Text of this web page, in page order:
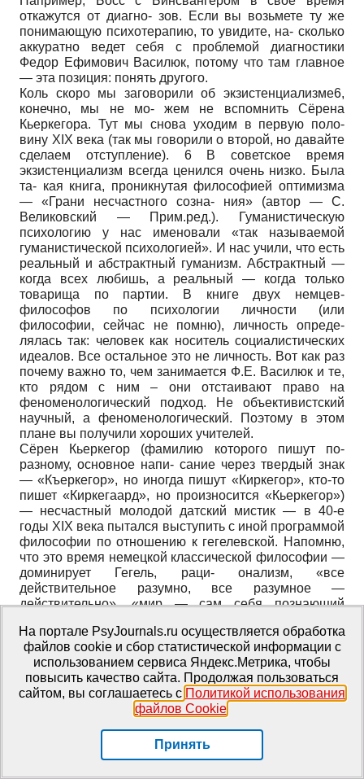
откажутся от диагно- зов. Если вы возьмете ту же
понимающую психотерапию, то увидите, на- сколько
аккуратно ведет себя с проблемой диагностики
Федор Ефимович Василюк, потому что там главное
— эта позиция: понять другого.
Коль скоро мы заговорили об экзистенциализме6,
конечно, мы не мо- жем не вспомнить Сёрена
Кьеркегора. Тут мы снова уходим в первую поло-
вину XIX века (так мы говорили о второй, но давайте
сделаем отступление). 6 В советское время
экзистенциализм всегда ценился очень низко. Была
та- кая книга, проникнутая философией оптимизма
— «Грани несчастного созна- ния» (автор — С.
Великовский — Прим.ред.). Гуманистическую
психологию у нас именовали «так называемой
гуманистической психологией». И нас учили, что есть
реальный и абстрактный гуманизм. Абстрактный —
когда всех любишь, а реальный — когда только
товарища по партии. В книге двух немцев-
философов по психологии личности (или
философии, сейчас не помню), личность опреде-
лялась так: человек как носитель социалистических
идеалов. Все остальное это не личность. Вот как раз
почему важно то, чем занимается Ф.Е. Василюк и те,
кто рядом с ним – они отстаивают право на
феноменологический подход. Не объективистский
научный, а феноменологический. Поэтому в этом
плане вы получили хороших учителей.
Сёрен Кьеркегор (фамилию которого пишут по-
разному, основное напи- сание через твердый знак
— «Къеркегор», но иногда пишут «Киркегор», кто-то
пишет «Киркегаард», но произносится «Кьеркегор»)
— несчастный молодой датский мистик — в 40-е
годы XIX века пытался выступить с иной программой
философии по отношению к гегелевской. Напомню,
что это время немецкой классической философии —
доминирует Гегель, раци- онализм, «все
действительное разумно, все разумное —
действительно», «мир — сам себя познающий
Бубер, Гегель выстроил уютный дом для
человечества, который в массовом сознании позже
пошатнется. Так вот Кьеркегор выступил с мыс- лью
о том, что при помощи разума мы вообще не
прикасаемся к истине.
И парадоксальным образом вынужденный
аргументировать разумно мысль о том, что при
помощи разума мы к истине не прикасаемся, он в
своей, ве- роятно, главной работе «Страх и трепет»
предлагает читателю вспомнить сюжет о
На портале PsyJournals.ru осуществляется обработка
файлов cookie и сбор статистической информации с
использованием сервиса Яндекс.Метрика, чтобы
повысить качество сайта. Продолжая пользоваться
сайтом, вы соглашаетесь с Политикой использования
файлов Cookie.
Принять